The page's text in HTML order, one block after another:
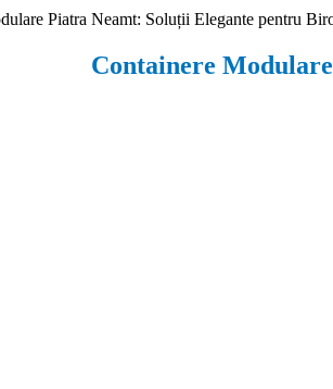
Piatra Neamt: Soluții Elegante pentru
Containere